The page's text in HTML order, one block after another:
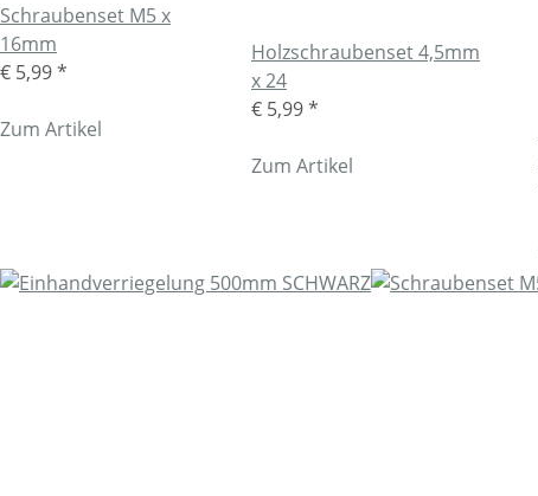
Schraubenset M5 x
16mm
€ 5,99*
Zum Artikel
Holzschraubenset 4,5mm
x 24
€ 5,99*
Zum Artikel